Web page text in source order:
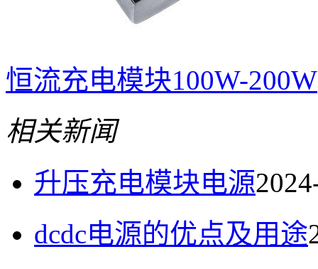
恒流充电模块100W-200W
相关新闻
升压充电模块电源
dcdc电源的优点及用途